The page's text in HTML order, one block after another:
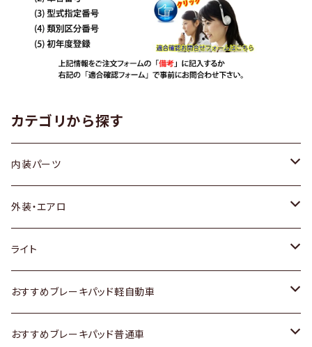
カテゴリから探す
内装パーツ
トヨタ
ホンダ
スズキ
日産
外装・エアロ
トヨタ
ホンダ
スズキ
ライト
トヨタ
スズキ
おすすめブレーキパッド軽自動車
トヨタ
おすすめブレーキパッド普通車